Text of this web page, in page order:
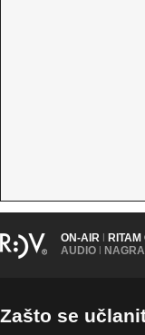
ON-AIR |
AUDIO |
Zašto se